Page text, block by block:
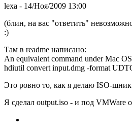
lexa - 14/Ноя/2009 13:00
(блин, на вас "ответить"
:)
Там в readme написано:
An equivalent command under Mac
hdiutil convert input.dmg -format
Это ровно то, как я делаю ISO-
Я сделал output.iso - и под VMWare